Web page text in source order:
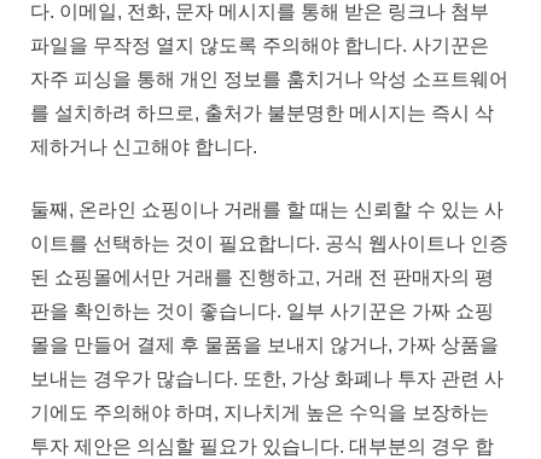
라
인
사
이
버
범
죄
자
다. 이메일, 전화, 문자 메시지를 통해 받은 링크나 첨부
파일을 무작정 열지 않도록 주의해야 합니다. 사기꾼은
자주 피싱을 통해 개인 정보를 훔치거나 악성 소프트웨어
를 설치하려 하므로, 출처가 불분명한 메시지는 즉시 삭
제하거나 신고해야 합니다.
둘째, 온라인 쇼핑이나 거래를 할 때는 신뢰할 수 있는 사
이트를 선택하는 것이 필요합니다. 공식 웹사이트나 인증
된 쇼핑몰에서만 거래를 진행하고, 거래 전 판매자의 평
판을 확인하는 것이 좋습니다. 일부 사기꾼은 가짜 쇼핑
몰을 만들어 결제 후 물품을 보내지 않거나, 가짜 상품을
보내는 경우가 많습니다. 또한, 가상 화폐나 투자 관련 사
기에도 주의해야 하며, 지나치게 높은 수익을 보장하는
투자 제안은 의심할 필요가 있습니다. 대부분의 경우 합